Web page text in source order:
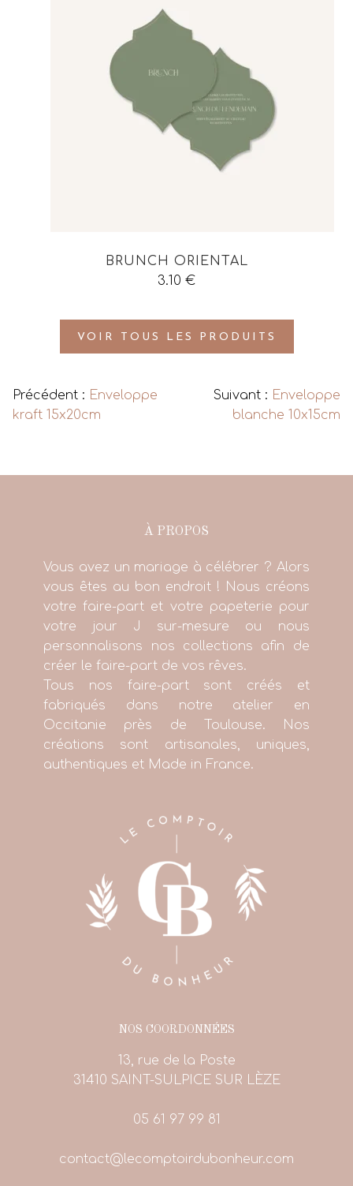
BRUNCH ORIENTAL
3.10 €
VOIR TOUS LES PRODUITS
Précédent : Enveloppe
kraft 15x20cm
Suivant : Enveloppe
blanche 10x15cm
À PROPOS
Vous avez un mariage à célébrer ? Alors
vous êtes au bon endroit ! Nous créons
votre faire-part et votre papeterie pour
votre jour J sur-mesure ou nous
personnalisons nos collections afin de
créer le faire-part de vos rêves.
Tous nos faire-part sont créés et
fabriqués dans notre atelier en
Occitanie près de Toulouse. Nos
créations sont artisanales, uniques,
authentiques et Made in France.
NOS COORDONNÉES
13, rue de la Poste
31410 SAINT-SULPICE SUR LÈZE
05 61 97 99 81
contact@lecomptoirdubonheur.com